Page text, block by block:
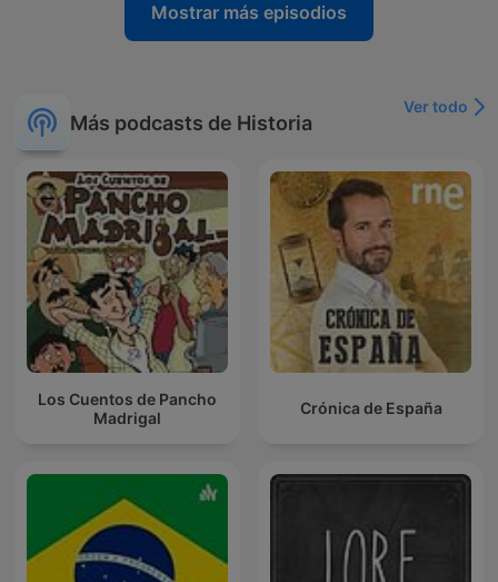
Mostrar más episodios
Más podcasts de Historia
Ver todo
Los Cuentos de Pancho
Madrigal
Crónica de España